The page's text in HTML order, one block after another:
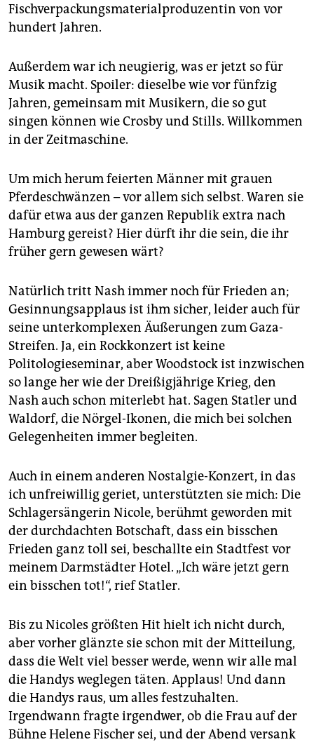
Fischverpackungsmaterialproduzentin von vor
hundert Jahren.
Außerdem war ich neugierig, was er jetzt so für
Musik macht. Spoiler: dieselbe wie vor fünfzig
Jahren, gemeinsam mit Musikern, die so gut
singen können wie Crosby und Stills. Willkommen
in der Zeitmaschine.
Um mich herum feierten Männer mit grauen
Pferdeschwänzen – vor allem sich selbst. Waren sie
dafür etwa aus der ganzen Republik extra nach
Hamburg gereist? Hier dürft ihr die sein, die ihr
früher gern gewesen wärt?
Natürlich tritt Nash immer noch für Frieden an;
Gesinnungsapplaus ist ihm sicher, leider auch für
seine unterkomplexen Äußerungen zum Gaza-
Streifen. Ja, ein Rockkonzert ist keine
Politologieseminar, aber Woodstock ist inzwischen
so lange her wie der Dreißigjährige Krieg, den
Nash auch schon miterlebt hat. Sagen Statler und
Waldorf, die Nörgel-Ikonen, die mich bei solchen
Gelegenheiten immer begleiten.
Auch in einem anderen Nostalgie-Konzert, in das
ich unfreiwillig geriet, unterstützten sie mich: Die
Schlagersängerin Nicole, berühmt geworden mit
der durchdachten Botschaft, dass ein bisschen
Frieden ganz toll sei, beschallte ein Stadtfest vor
meinem Darmstädter Hotel. „Ich wäre jetzt gern
ein bisschen tot!“, rief Statler.
Bis zu Nicoles größten Hit hielt ich nicht durch,
aber vorher glänzte sie schon mit der Mitteilung,
dass die Welt viel besser werde, wenn wir alle mal
die Handys weglegen täten. Applaus! Und dann
die Handys raus, um alles festzuhalten.
Irgendwann fragte irgendwer, ob die Frau auf der
Bühne Helene Fischer sei, und der Abend versank